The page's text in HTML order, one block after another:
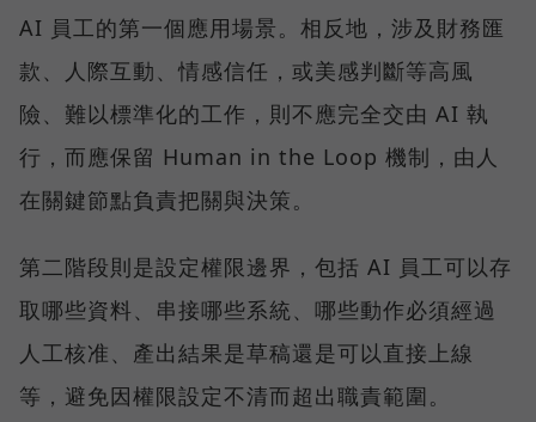
AI 員工的第一個應用場景。相反地，涉及財務匯
款、人際互動、情感信任，或美感判斷等高風
險、難以標準化的工作，則不應完全交由 AI 執
行，而應保留 Human in the Loop 機制，由人
在關鍵節點負責把關與決策。
第二階段則是設定權限邊界，包括 AI 員工可以存
取哪些資料、串接哪些系統、哪些動作必須經過
人工核准、產出結果是草稿還是可以直接上線
等，避免因權限設定不清而超出職責範圍。